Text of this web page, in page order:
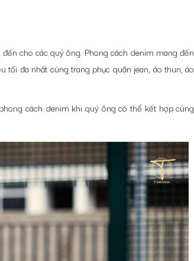
cho các quý ông. Phong cách denim mang đến
đa nhất cùng trang phục quần jean, áo thun, áo
cách denim khi quý ông có thể kết hợp cùng